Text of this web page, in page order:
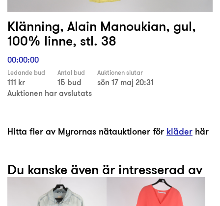
Klänning, Alain Manoukian, gul,
100% linne, stl. 38
00:00:00
Ledande bud
111 kr
Antal bud
15 bud
Auktionen slutar
sön 17 maj 20:31
Auktionen har avslutats
Hitta fler av Myrornas nätauktioner för kläder här
Du kanske även är intresserad av